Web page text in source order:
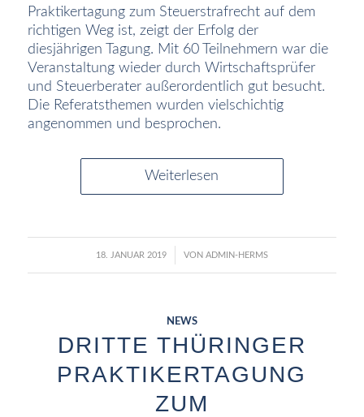
Praktikertagung zum Steuerstrafrecht auf dem
richtigen Weg ist, zeigt der Erfolg der
diesjährigen Tagung. Mit 60 Teilnehmern war die
Veranstaltung wieder durch Wirtschaftsprüfer
und Steuerberater außerordentlich gut besucht.
Die Referatsthemen wurden vielschichtig
angenommen und besprochen.
Weiterlesen
18. JANUAR 2019
/ VON ADMIN-HERMS
NEWS
DRITTE THÜRINGER
PRAKTIKERTAGUNG
ZUM